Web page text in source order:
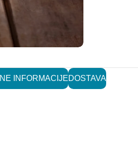
INFORMACIJEDOSTAVA